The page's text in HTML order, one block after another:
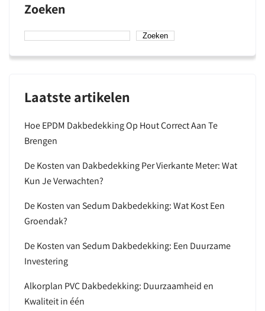
Zoeken
Zoeken
Laatste artikelen
Hoe EPDM Dakbedekking Op Hout Correct Aan Te
Brengen
De Kosten van Dakbedekking Per Vierkante Meter: Wat
Kun Je Verwachten?
De Kosten van Sedum Dakbedekking: Wat Kost Een
Groendak?
De Kosten van Sedum Dakbedekking: Een Duurzame
Investering
Alkorplan PVC Dakbedekking: Duurzaamheid en
Kwaliteit in één